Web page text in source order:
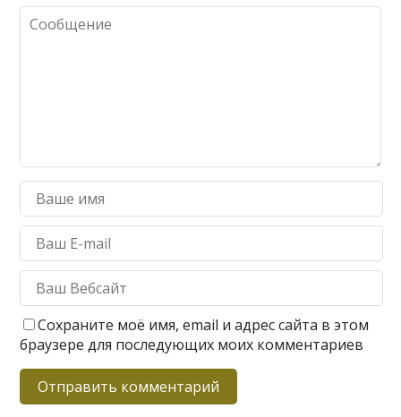
Сохраните моё имя, email и адрес сайта в этом
браузере для последующих моих комментариев